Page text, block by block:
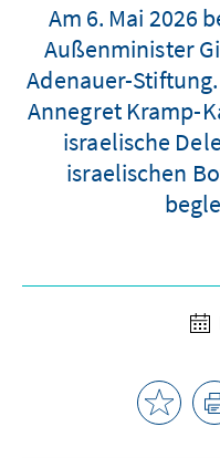
Am 6. Mai 2026
Außenminister
Adenauer-
Annegret Kramp-
israelische
israelischen